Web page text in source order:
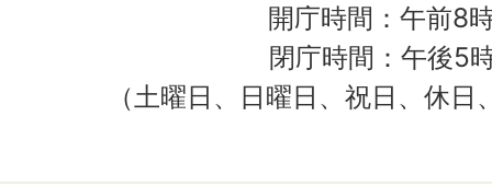
開庁時間：午前8
閉庁時間：午後5
（土曜日、日曜日、祝日、休